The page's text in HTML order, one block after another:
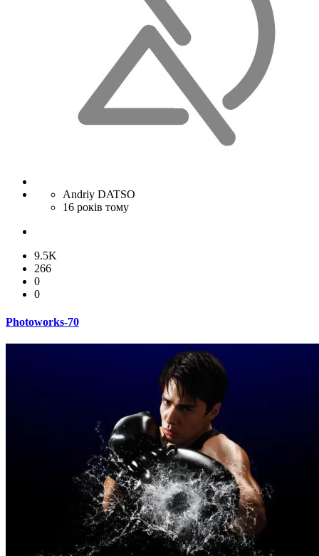
Andriy DATSO
16 років тому
9.5K
266
0
0
Photoworks-70